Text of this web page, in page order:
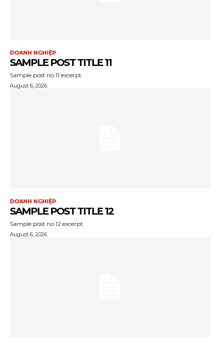
DOANH NGHIỆP
SAMPLE POST TITLE 11
Sample post no 11 excerpt.
August 6, 2026
DOANH NGHIỆP
SAMPLE POST TITLE 12
Sample post no 12 excerpt.
August 6, 2026